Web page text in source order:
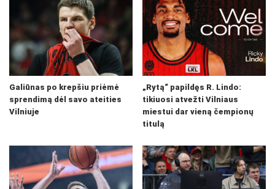
Galiūnas po krepšiu priėmė
sprendimą dėl savo ateities
Vilniuje
„Rytą“ papildęs R. Lindo:
tikiuosi atvežti Vilniaus
miestui dar vieną čempionų
titulą